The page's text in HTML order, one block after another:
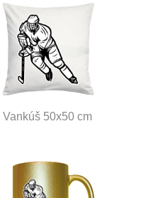
Vankúš 50x50 cm